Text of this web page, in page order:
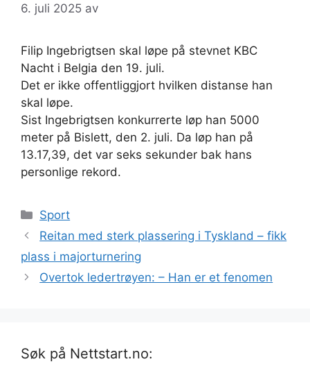
6. juli 2025 av
Filip Ingebrigtsen skal løpe på stevnet KBC
Nacht i Belgia den 19. juli.
Det er ikke offentliggjort hvilken distanse han
skal løpe.
Sist Ingebrigtsen konkurrerte løp han 5000
meter på Bislett, den 2. juli. Da løp han på
13.17,39, det var seks sekunder bak hans
personlige rekord.
Kategorier
Sport
Reitan med sterk plassering i Tyskland – fikk
plass i majorturnering
Overtok ledertrøyen: – Han er et fenomen
Søk på Nettstart.no: